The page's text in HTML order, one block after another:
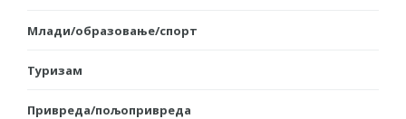
Млади/образовање/спорт
Туризам
Привреда/пољопривреда